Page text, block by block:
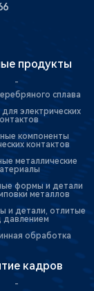
продукты
-
сплава
электрических
компоненты
контактов
металлические
формы и детали
металлов
и детали, отлитые
давлением
обработка
кадров
-